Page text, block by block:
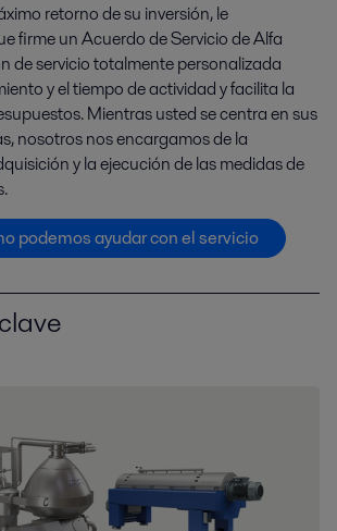
retorno de su inversión, le
firme un Acuerdo de Servicio de Alfa
de servicio totalmente personalizada
y el tiempo de actividad y facilita la
Mientras usted se centra en sus
nosotros nos encargamos de la
y la ejecución de las medidas de
podemos ayudar con el servicio